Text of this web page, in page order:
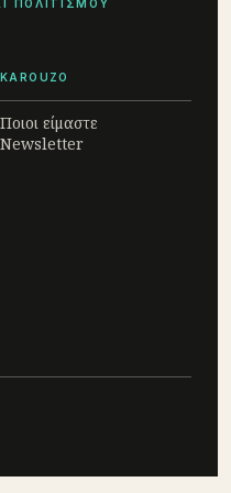
ΠΟΛΙΤΙΣΜΟΥ
KAROUZO
Ποιοι είμαστε
Newsletter